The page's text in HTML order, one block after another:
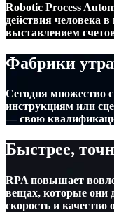
Robotic Process
действия человека
выставлением
Фабрики
Сегодня множество
инструкциям или
— свою
Быстрее,
RPA повышает
вещах, которые они
скорость и